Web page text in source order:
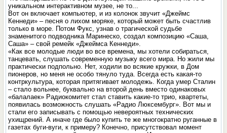
уникальном интерактивном музее, не то...
Вот он включает компьютер, и из колонок звучит «Джеймс
Кеннеди» – песня о лихом моряке, который может быть счастлив
только в море. Потом Фукс, узнав о трагической судьбе
знаменитого подводника Маринеско, создал композицию «Саша,
Саша» – свой ремейк «Джеймса Кеннеди».
«Как все молодые люди во все времена, мы хотели собираться,
танцевать, слушать современную музыку всего мира. Но жили мы
практически подпольно. Нет, ходили во всякие кружки, в Дом
пионеров, но меня не особо тянуло туда. Всегда есть какая-то
контркультура, которая притягивает молодежь. Когда умер Сталин
– стало вольнее, буквально на второй день вместо одинаковых
«балалаек» Радиокомитет стал ставить какие-то трио, квартеты,
появилась возможность слушать «Радио Люксембург». Вот мы и
стали его записывать с помощью невероятных технических
ухищрений. А иначе где было купить те же многократно руганные в
газетах буги-вуги, к примеру? Конечно, присутствовал момент